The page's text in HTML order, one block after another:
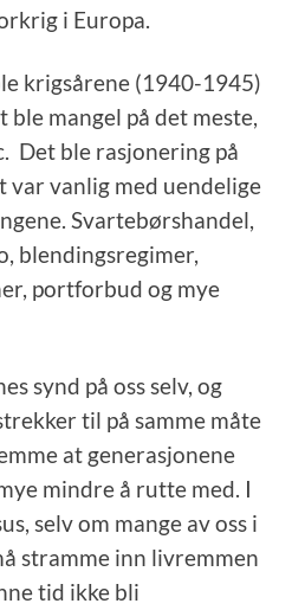
i Europa.
krigsårene (1940-1945)
mangel på det meste,
Det ble rasjonering på
var vanlig med uendelige
Svartebørshandel,
blendingsregimer,
portforbud og mye
synd på oss selv, og
til på samme måte
at generasjonene
mindre å rutte med. I
selv om mange av oss i
stramme inn livremmen
tid ikke bli